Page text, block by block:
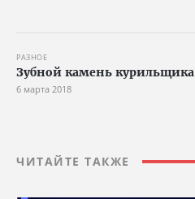
РАЗНОЕ
Зубной камень курильщика
6 марта 2018
ЧИТАЙТЕ ТАКЖЕ